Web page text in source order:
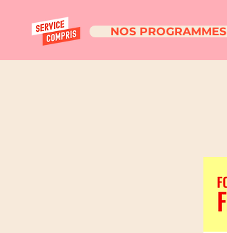
NOS PROGRAMMES